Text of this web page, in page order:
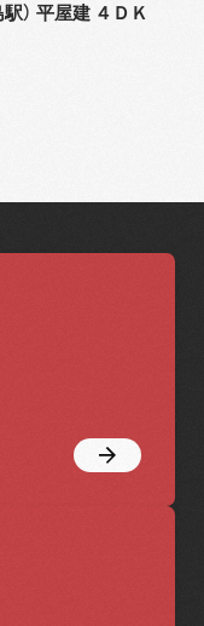
） 平屋建 ４ＤＫ